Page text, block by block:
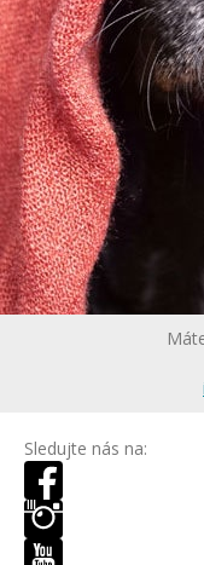
Sledujte nás na: